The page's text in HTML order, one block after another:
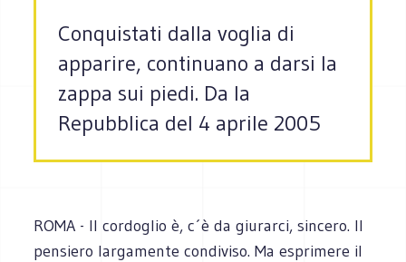
Conquistati dalla voglia di
apparire, continuano a darsi la
zappa sui piedi. Da la
Repubblica del 4 aprile 2005
ROMA - Il cordoglio è, c´è da giurarci, sincero. Il
pensiero largamente condiviso. Ma esprimere il